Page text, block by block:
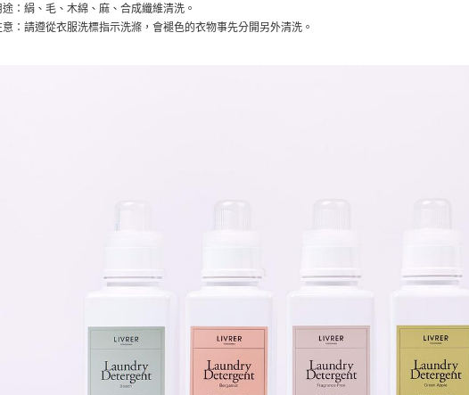
途：絹、毛、木綿、麻、合成纖維清洗。
意：請遵從衣服洗標指示洗滌，會褪色的衣物事先分開另外清洗。